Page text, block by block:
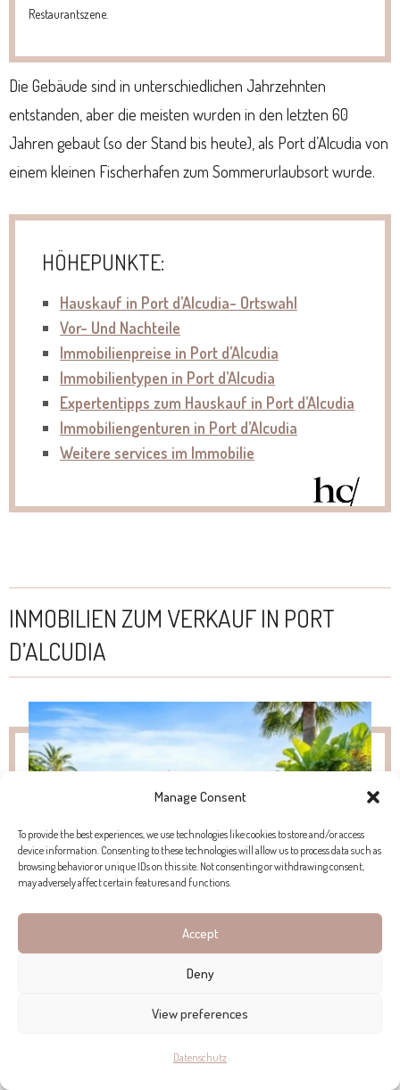
Manage Consent
To provide the best experiences, we use technologies like cookies to store and/or access
device information. Consenting to these technologies will allow us to process data such as
browsing behavior or unique IDs on this site. Not consenting or withdrawing consent,
may adversely affect certain features and functions.
Accept
Deny
View preferences
Datenschutz
Restaurantszene.
Die Gebäude sind in unterschiedlichen Jahrzehnten
entstanden, aber die meisten wurden in den letzten 60
Jahren gebaut (so der Stand bis heute), als Port d’Alcudia von
einem kleinen Fischerhafen zum Sommerurlaubsort wurde.
HÖHEPUNKTE:
Hauskauf in Port d’Alcudia- Ortswahl
Vor- Und Nachteile
Immobilienpreise in Port d’Alcudia
Immobilientypen in Port d’Alcudia
Expertentipps zum Hauskauf in Port d’Alcudia
Immobiliengenturen in Port d’Alcudia
Weitere services im Immobilie
INMOBILIEN ZUM VERKAUF IN PORT
D’ALCUDIA
Seeblick, Außenbereiche und einen Pool und ist der